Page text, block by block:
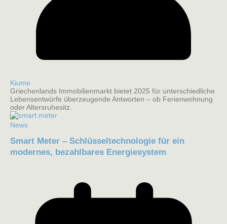
Kiume
Griechenlands Immobilienmarkt bietet 2025 für unterschiedliche
Lebensentwürfe überzeugende Antworten – ob Ferienwohnung
oder Altersruhesitz.
News
Smart Meter – Schlüsseltechnologie für ein
modernes, bezahlbares Energiesystem